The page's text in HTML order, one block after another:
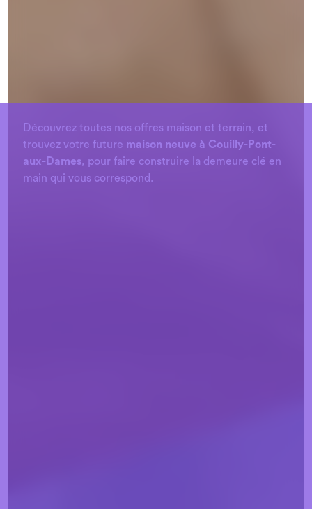
Chargement...
Découvrez toutes nos offres maison et terrain, et
trouvez votre future maison neuve à Couilly-Pont-
aux-Dames, pour faire construire la demeure clé en
main qui vous correspond.